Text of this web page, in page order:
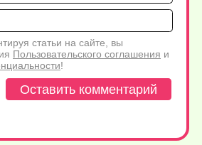
статьи на сайте, вы
Пользовательского соглашения и
!